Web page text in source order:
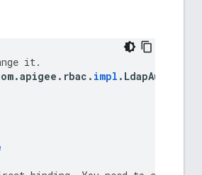
it.
.apigee . rbac . impl .